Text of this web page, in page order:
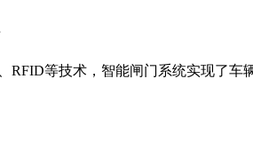
等技术，智能闸门系统实现了车